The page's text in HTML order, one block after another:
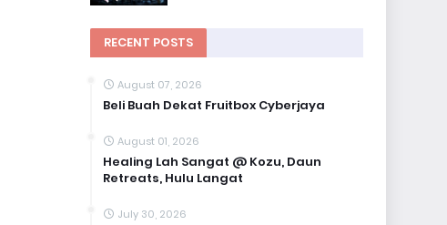
RECENT POSTS
August 07, 2026
Beli Buah Dekat Fruitbox Cyberjaya
August 01, 2026
Healing Lah Sangat @ Kozu, Daun
Retreats, Hulu Langat
July 30, 2026